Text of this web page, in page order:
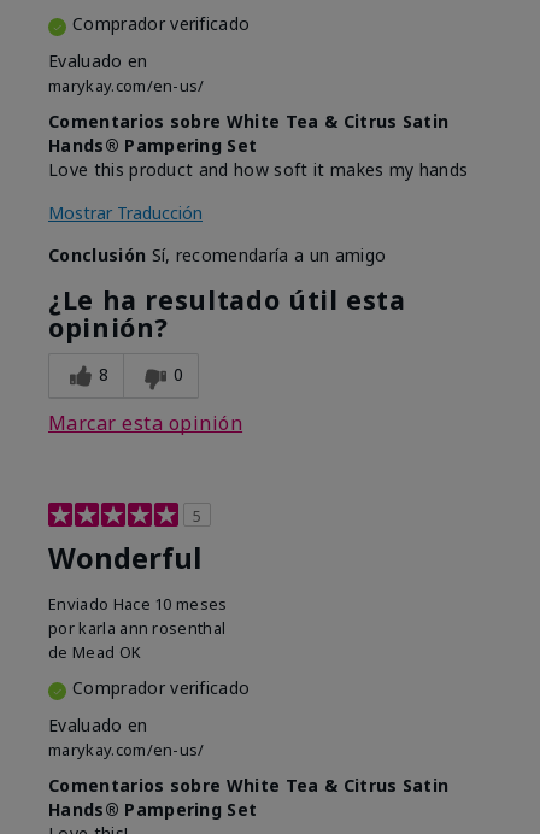
Comprador verificado
Evaluado en
marykay.com/en-us/
Comentarios sobre White Tea & Citrus Satin
Hands® Pampering Set
Love this product and how soft it makes my hands
Mostrar Traducción
Conclusión Sí, recomendaría a un amigo
¿Le ha resultado útil esta
opinión?
8 0
Marcar esta opinión
5
Wonderful
Enviado Hace 10 meses
por karla ann rosenthal
de Mead OK
Comprador verificado
Evaluado en
marykay.com/en-us/
Comentarios sobre White Tea & Citrus Satin
Hands® Pampering Set